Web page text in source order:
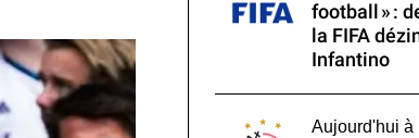
football » :
la FIFA
Infantino
Aujourd'hui à